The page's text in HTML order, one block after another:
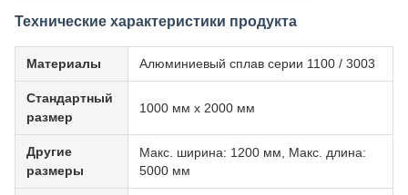
Технические характеристики продукта
Материалы Алюминиевый сплав серии 1100 / 3003
Стандартный
размер
1000 мм x 2000 мм
Другие
размеры
Макс. ширина: 1200 мм, Макс. длина:
5000 мм